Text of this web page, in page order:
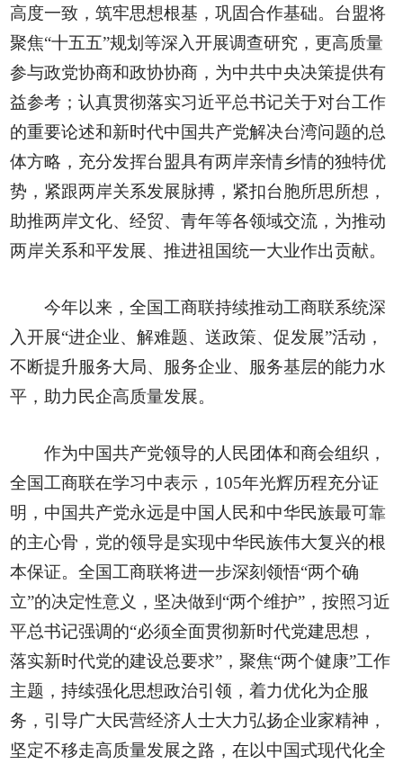
高度一致，筑牢思想根基，巩固合作基础。台盟将
聚焦“十五五”规划等深入开展调查研究，更高质量
参与政党协商和政协协商，为中共中央决策提供有
益参考；认真贯彻落实习近平总书记关于对台工作
的重要论述和新时代中国共产党解决台湾问题的总
体方略，充分发挥台盟具有两岸亲情乡情的独特优
势，紧跟两岸关系发展脉搏，紧扣台胞所思所想，
助推两岸文化、经贸、青年等各领域交流，为推动
两岸关系和平发展、推进祖国统一大业作出贡献。
今年以来，全国工商联持续推动工商联系统深
入开展“进企业、解难题、送政策、促发展”活动，
不断提升服务大局、服务企业、服务基层的能力水
平，助力民企高质量发展。
作为中国共产党领导的人民团体和商会组织，
全国工商联在学习中表示，105年光辉历程充分证
明，中国共产党永远是中国人民和中华民族最可靠
的主心骨，党的领导是实现中华民族伟大复兴的根
本保证。全国工商联将进一步深刻领悟“两个确
立”的决定性意义，坚决做到“两个维护”，按照习近
平总书记强调的“必须全面贯彻新时代党建思想，
落实新时代党的建设总要求”，聚焦“两个健康”工作
主题，持续强化思想政治引领，着力优化为企服
务，引导广大民营经济人士大力弘扬企业家精神，
坚定不移走高质量发展之路，在以中国式现代化全